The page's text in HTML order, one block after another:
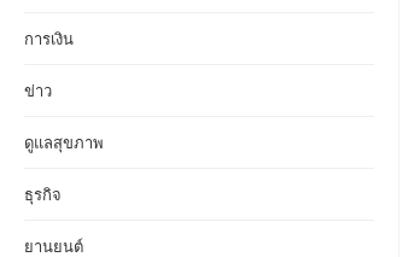
การเงิน
ข่าว
ดูแลสุขภาพ
ธุรกิจ
ยานยนต์